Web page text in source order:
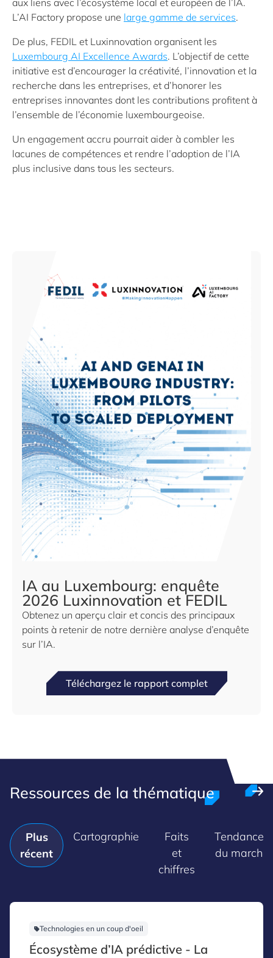
aux liens avec l’écosystème local et européen de l’IA.
L’AI Factory propose une large gamme de services.
De plus, FEDIL et Luxinnovation organisent les
Luxembourg AI Excellence Awards. L’objectif de cette
initiative est d’encourager la créativité, l’innovation et la
recherche dans les entreprises, et d’honorer les
entreprises innovantes dont les contributions profitent à
l’ensemble de l’économie luxembourgeoise.
Un engagement accru pourrait aider à combler les
lacunes de compétences et rendre l’adoption de l’IA
plus inclusive dans tous les secteurs.
IA au Luxembourg: enquête
2026 Luxinnovation et FEDIL
Obtenez un aperçu clair et concis des principaux
points à retenir de notre dernière analyse d’enquête
sur l’IA.
Téléchargez le rapport complet
Ressources de la thématique
Plus
récent
Cartographie
Faits
et
chiffres
Tendances
du marché
Technologies en un coup d'oeil
Écosystème d’IA prédictive - La